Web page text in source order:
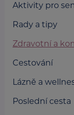
Aktivity pro
Rady a tipy
Zdravotní a
Cestování
Lázně a
Poslední cesta